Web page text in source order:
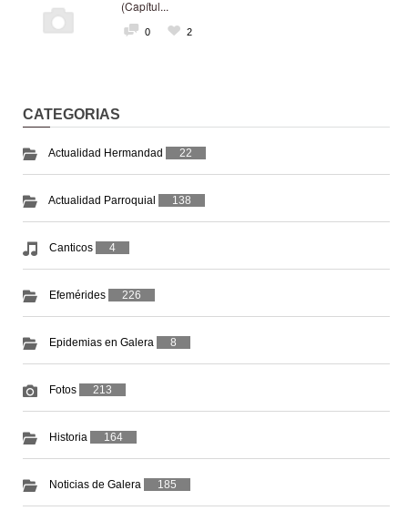
(Capítul...
0 2
CATEGORIAS
Actualidad Hermandad 22
Actualidad Parroquial 138
Canticos 4
Efemérides 226
Epidemias en Galera 8
Fotos 213
Historia 164
Noticias de Galera 185